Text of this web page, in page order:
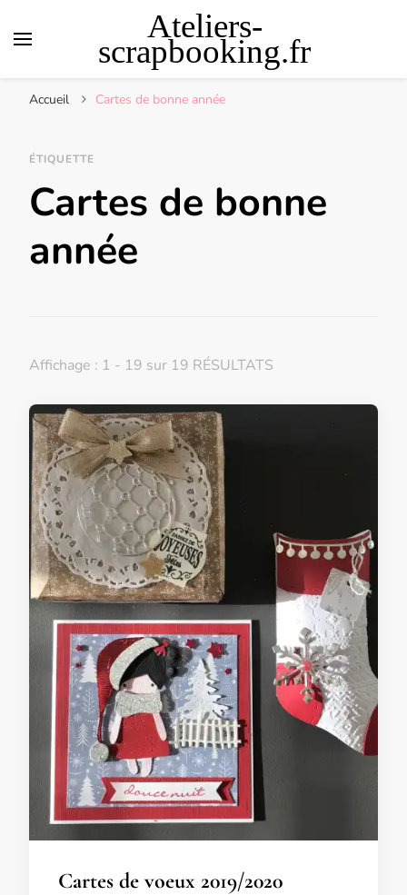
Ateliers-
scrapbooking.fr
Accueil Cartes de bonne année
ÉTIQUETTE
Cartes de bonne
année
Affichage : 1 - 19 sur 19 RÉSULTATS
Cartes de voeux 2019/2020